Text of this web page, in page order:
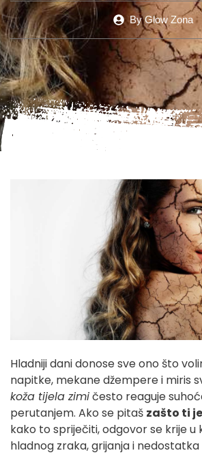
ByGlow Zona
Hladniji dani donose sve ono što
napitke, mekane džempere i miris
koža tijela zimičesto reaguje
perutanjem. Ako se pitaš zašto ti
kako to spriječiti, odgovor se krije u
hladnog zraka, grijanja i